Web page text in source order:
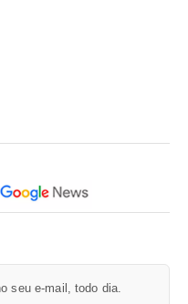
seu e-mail, todo dia.